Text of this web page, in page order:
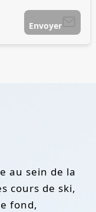
Envoyer
au sein de la
cours de ski,
fond,